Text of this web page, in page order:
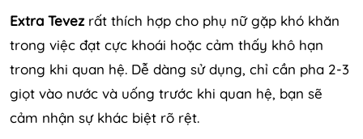
Extra Tevezrất thích hợp cho phụ nữ gặp khó khăn
trong việc đạt cực khoái hoặc cảm thấy khô hạn
trong khi quan hệ. Dễ dàng sử dụng, chỉ cần pha 2-3
giọt vào nước và uống trước khi quan hệ, bạn sẽ
cảm nhận sự khác biệt rõ rệt.